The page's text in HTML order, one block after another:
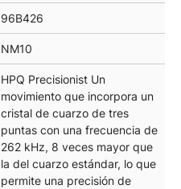
96B426
NM10
HPQ Precisionist Un
movimiento que incorpora un
cristal de cuarzo de tres
puntas con una frecuencia de
262 kHz, 8 veces mayor que
la del cuarzo estándar, lo que
permite una precisión de